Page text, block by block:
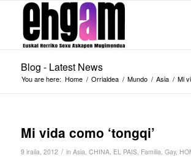
Blog - Latest News
You are here: Home / Orrialdea / Mundo / Asia / Mi
Mi vida como ‘tongqi’
9 iraila, 2012 / in Asia, CHINA, EL PAIS, Familia, Gay,